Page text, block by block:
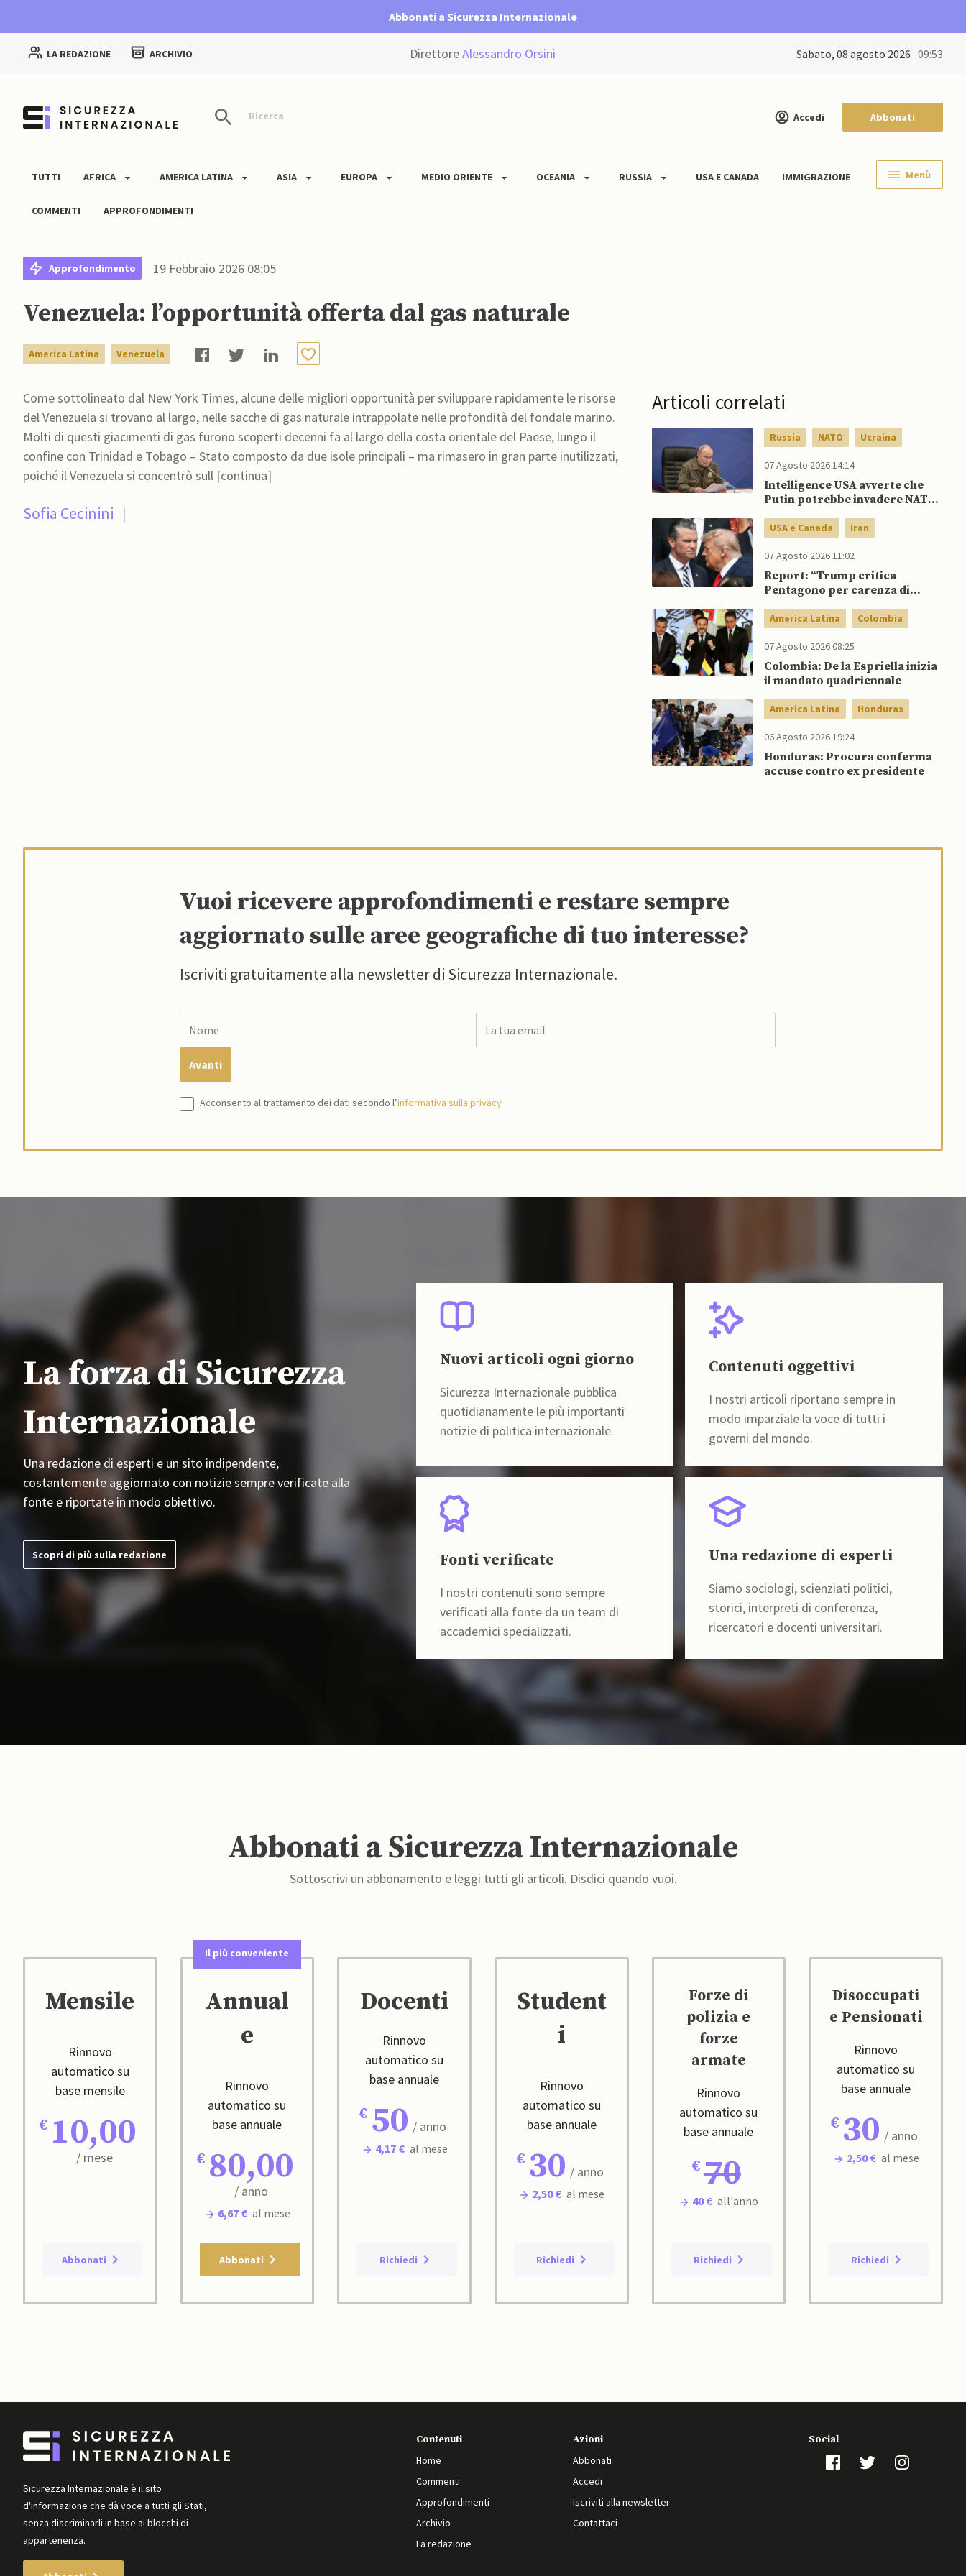
Abbonati a Sicurezza Internazionale
LA REDAZIONE ARCHIVIO DirettoreAlessandro Orsini sabato, 08 agosto 2026 09:54
Ricerca Accedi Abbonati
TUTTI AFRICA AMERICA LATINA ASIA EUROPA MEDIO ORIENTE OCEANIA RUSSIA USA E CANADA IMMIGRAZIONE
COMMENTI APPROFONDIMENTI
Menù
Approfondimento 19 Febbraio 2026 08:05
Venezuela: l’opportunità offerta dal gas naturale
America Latina Venezuela
Come sottolineato dal New York Times, alcune delle migliori opportunità per sviluppare rapidamente le risorse
del Venezuela si trovano al largo, nelle sacche di gas naturale intrappolate nelle profondità del fondale marino.
Molti di questi giacimenti di gas furono scoperti decenni fa al largo della costa orientale del Paese, lungo il
confine con Trinidad e Tobago – Stato composto da due isole principali – ma rimasero in gran parte inutilizzati,
poiché il Venezuela si concentrò sull [continua]
Sofia Cecinini |
Articoli correlati
Russia NATO Ucraina
07 Agosto 2026 14:14
Intelligence USA avverte che
Putin potrebbe invadere NATO
Ucraina
USA e Canada Iran
07 Agosto 2026 11:02
Report: “Trump critica
Pentagono per carenza di
America Latina Colombia
07 Agosto 2026 08:25
Colombia: De la Espriella inizia
il mandato quadriennale
America Latina Honduras
06 Agosto 2026 19:24
Honduras: Procura conferma
accuse contro ex presidente
Vuoi ricevere approfondimenti e restare sempre
aggiornato sulle aree geografiche di tuo interesse?
Iscriviti gratuitamente alla newsletter di Sicurezza Internazionale.
Acconsento al trattamento dei dati secondo l’informativa sulla privacy
La forza di Sicurezza
Internazionale
Una redazione di esperti e un sito indipendente,
costantemente aggiornato con notizie sempre verificate alla
fonte e riportate in modo obiettivo.
Scopri di più sulla redazione
Nuovi articoli ogni giorno
Sicurezza Internazionale pubblica
quotidianamente le più importanti
notizie di politica internazionale.
Contenuti oggettivi
I nostri articoli riportano sempre in
modo imparziale la voce di tutti i
governi del mondo.
Fonti verificate
I nostri contenuti sono sempre
verificati alla fonte da un team di
accademici specializzati.
Una redazione di esperti
Siamo sociologi, scienziati politici,
storici, interpreti di conferenza,
ricercatori e docenti universitari.
Abbonati a Sicurezza Internazionale
Sottoscrivi un abbonamento e leggi tutti gli articoli. Disdici quando vuoi.
Mensile
Rinnovo
automatico su
base mensile
10,00
/ mese
Abbonati
Il più conveniente
Annual
e
Rinnovo
automatico su
base annuale
80,00
/ anno
6,67 € al mese
Abbonati
Docenti
Rinnovo
automatico su
base annuale
50 / anno
4,17 € al mese
Richiedi
Student
i
Rinnovo
automatico su
base annuale
30 / anno
2,50 € al mese
Richiedi
Forze di
polizia e
forze
armate
Rinnovo
automatico su
base annuale
70
40 € all'anno
Richiedi
Disoccupati
e Pensionati
Rinnovo
automatico su
base annuale
30 / anno
2,50 € al mese
Richiedi
Sicurezza Internazionale è il sito
d'informazione che dà voce a tutti gli Stati,
senza discriminarli in base ai blocchi di
appartenenza.
Contenuti
Home
Commenti
Approfondimenti
Archivio
La redazione
Azioni
Abbonati
Accedi
Iscriviti alla newsletter
Contattaci
Social